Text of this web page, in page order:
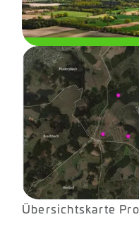
Übersichtskarte